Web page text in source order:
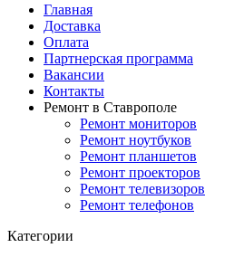
Главная
Доставка
Оплата
Партнерская программа
Вакансии
Контакты
Ремонт в Ставрополе
Ремонт мониторов
Ремонт ноутбуков
Ремонт планшетов
Ремонт проекторов
Ремонт телевизоров
Ремонт телефонов
Категории